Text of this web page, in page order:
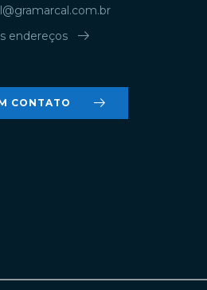
endereços
arrow_right_alt
CONTATO arrow_right_alt